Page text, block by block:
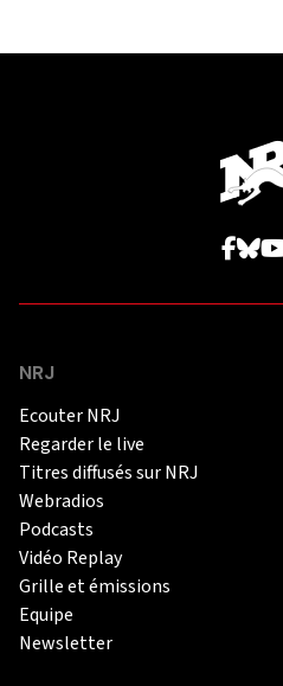
NRJ
Ecouter NRJ
Regarder le live
Titres diffusés sur NRJ
Webradios
Podcasts
Vidéo Replay
Grille et émissions
Equipe
Newsletter